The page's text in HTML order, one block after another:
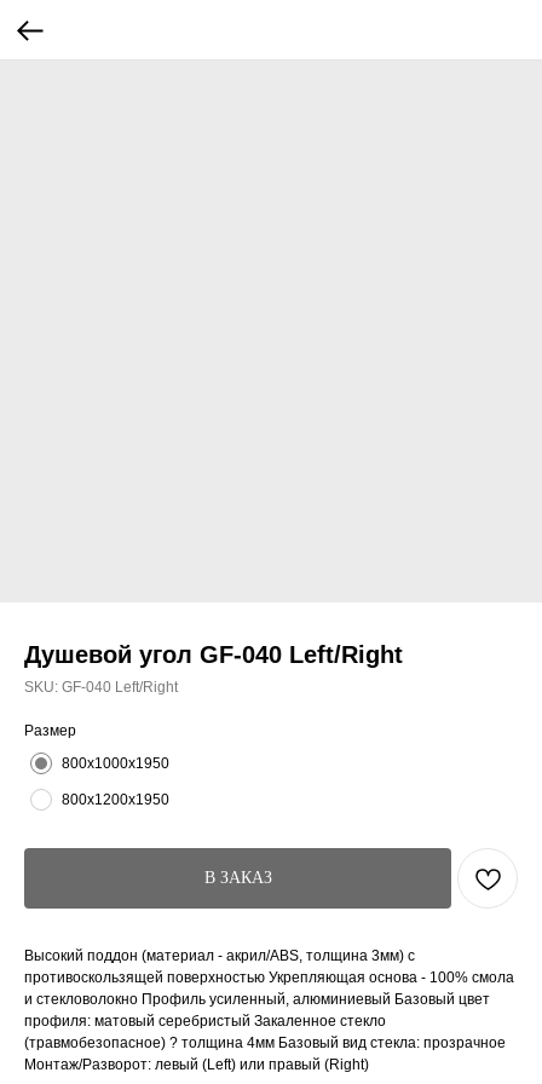
Душевой угол GF-040 Left/Right
SKU: GF-040 Left/Right
Размер
800х1000х1950
800х1200х1950
В ЗАКАЗ
Высокий поддон (материал - акрил/ABS, толщина 3мм) с
противоскользящей поверхностью Укрепляющая основа - 100% смола
и стекловолокно Профиль усиленный, алюминиевый Базовый цвет
профиля: матовый серебристый Закаленное стекло
(травмобезопасное) ? толщина 4мм Базовый вид стекла: прозрачное
Монтаж/Разворот: левый (Left) или правый (Right)